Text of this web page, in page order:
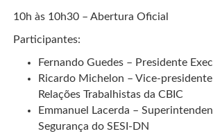
10h às 10h30 – Abertura Oficial
Participantes:
Fernando Guedes – Presidente
Ricardo Michelon – Vice-
Relações Trabalhistas da CBIC
Emmanuel Lacerda –
Segurança do SESI-DN